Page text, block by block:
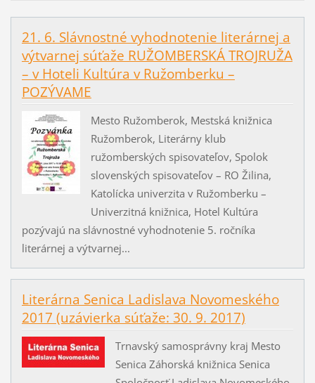
21. 6. Slávnostné vyhodnotenie literárnej a
výtvarnej súťaže RUŽOMBERSKÁ TROJRUŽA
– v Hoteli Kultúra v Ružomberku –
POZÝVAME
Mesto Ružomberok, Mestská knižnica
Ružomberok, Literárny klub
ružomberských spisovateľov, Spolok
slovenských spisovateľov – RO Žilina,
Katolícka univerzita v Ružomberku –
Univerzitná knižnica, Hotel Kultúra
pozývajú na slávnostné vyhodnotenie 5. ročníka
literárnej a výtvarnej...
Literárna Senica Ladislava Novomeského
2017 (uzávierka súťaže: 30. 9. 2017)
Trnavský samosprávny kraj Mesto
Senica Záhorská knižnica Senica